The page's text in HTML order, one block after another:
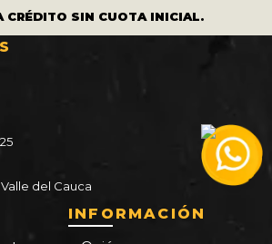
CRÉDITO SIN CUOTA INICIAL.
Valle del Cauca
INFORMACIÓN